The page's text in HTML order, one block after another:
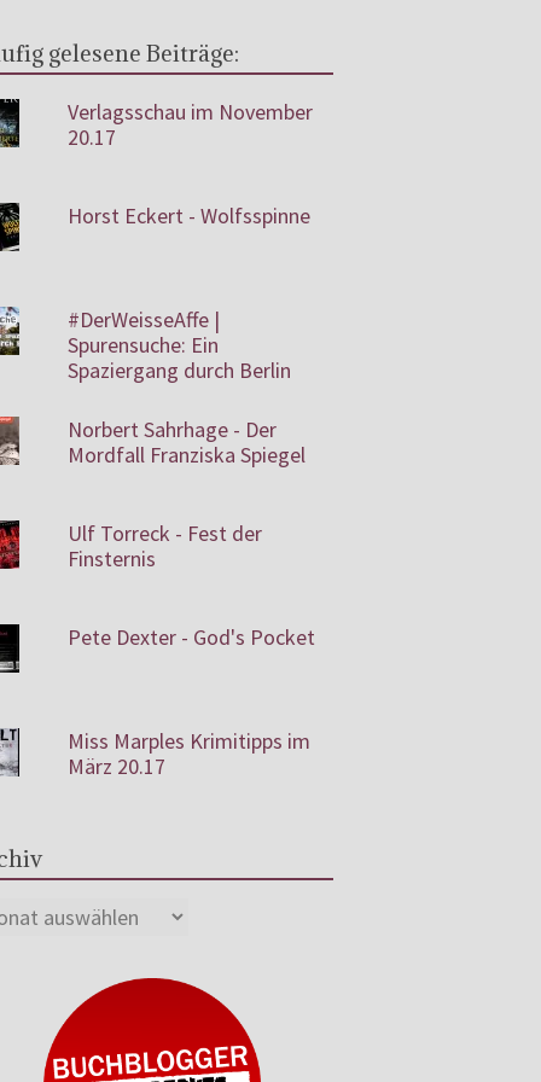
gelesene Beiträge:
Verlagsschau im November
20.17
Horst Eckert - Wolfsspinne
#DerWeisseAffe |
Spurensuche: Ein
Spaziergang durch Berlin
Norbert Sahrhage - Der
Mordfall Franziska Spiegel
Ulf Torreck - Fest der
Finsternis
Pete Dexter - God's Pocket
Miss Marples Krimitipps im
März 20.17